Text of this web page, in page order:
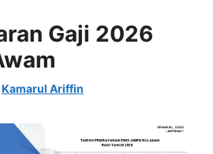
Gaji 2026
Kamarul Ariffin